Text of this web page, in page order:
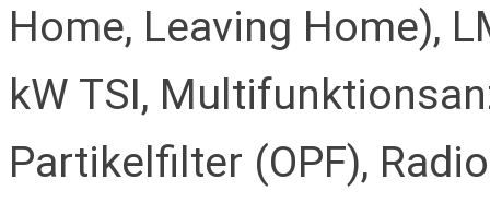
Home, Leaving Home),
kW TSI,
Partikelfilter (OPF),